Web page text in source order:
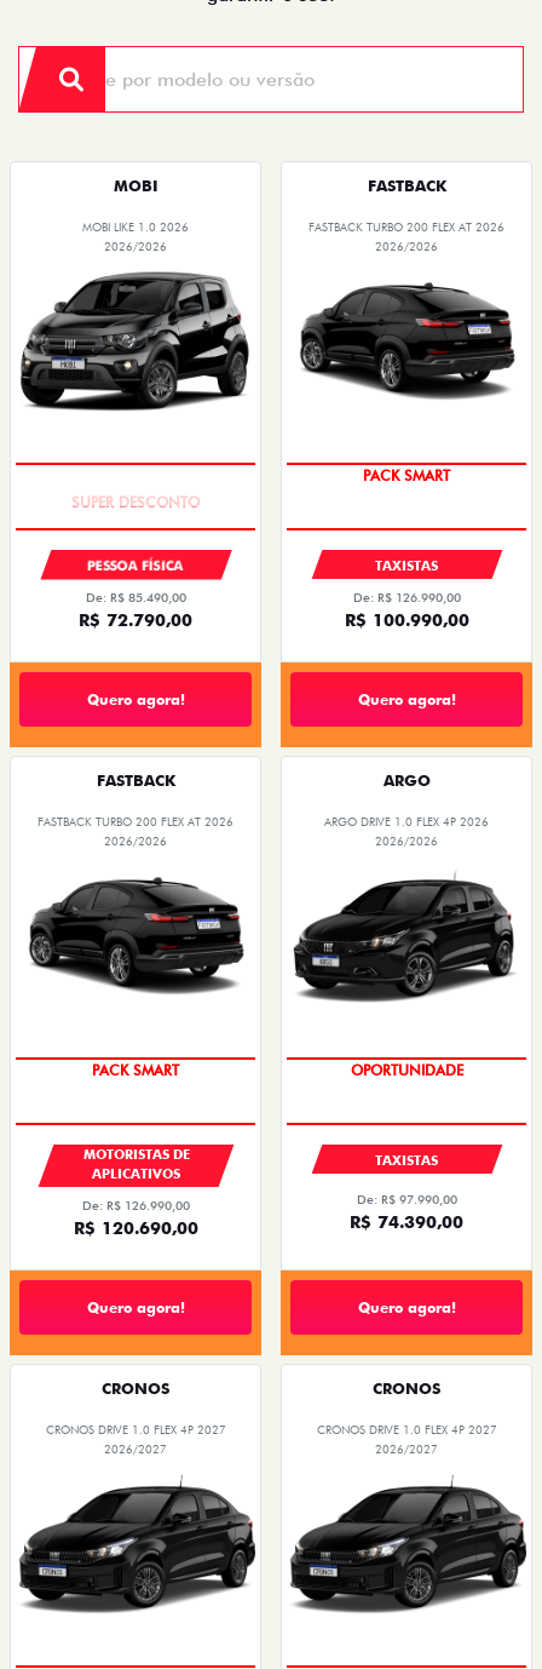
MOBI
MOBI LIKE 1.0 2026
2026/2026
PESSOA FÍSICA
De: R$ 85.490,00
R$ 72.790,00
Quero agora!
FASTBACK
FASTBACK TURBO 200 FLEX AT 2026
2026/2026
PACK SMART
TAXISTAS
De: R$ 126.990,00
R$ 100.990,00
Quero agora!
FASTBACK
FASTBACK TURBO 200 FLEX AT 2026
2026/2026
PACK SMART
MOTORISTAS DE
APLICATIVOS
De: R$ 126.990,00
R$ 120.690,00
Quero agora!
ARGO
ARGO DRIVE 1.0 FLEX 4P 2026
2026/2026
OPORTUNIDADE
TAXISTAS
De: R$ 97.990,00
R$ 74.390,00
Quero agora!
CRONOS
CRONOS DRIVE 1.0 FLEX 4P 2027
2026/2027
CRONOS
CRONOS DRIVE 1.0 FLEX 4P 2027
2026/2027